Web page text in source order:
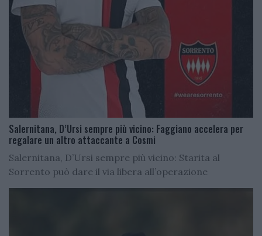
Salernitana, D’Ursi sempre più vicino: Faggiano accelera per
regalare un altro attaccante a Cosmi
Salernitana, D’Ursi sempre più vicino: Starita al
Sorrento può dare il via libera all’operazione